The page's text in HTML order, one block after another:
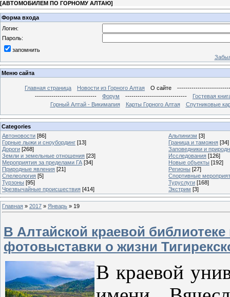
[АВТОМОБИЛЕМ ПО ГОРНОМУ АЛТАЮ]
Форма входа
Логин:
Пароль:
запомнить
Меню сайта
Главная страница Новости из Горного Алтая О сайте
------------------------------
Форум ------------------------------
Гостевая
Горный Алтай - Викимапия
Карты Горного Алтая Спутниковые
Categories
Автоновости [86] Альпинизм [3]
Горные лыжи и сноубординг [13] Граница и таможня [34]
Дороги [268]
Заповедники и
Земли и земельные отношения [23] Исследования [126]
Мероприятия за пределами ГА [34] Новые объекты [192]
Природные явления [21] Регионы [27]
Спелеология [5]
Спортивные
Турзоны [95] Туруслуги [168]
Чрезвычайные происшествия [414] Экстрим [3]
Главная » 2017 » Январь » 19
В Алтайской краевой
фотовыставки о жизни
В краевой